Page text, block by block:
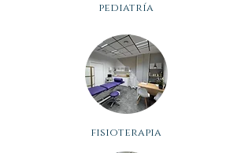
pediatría
fisioterapia